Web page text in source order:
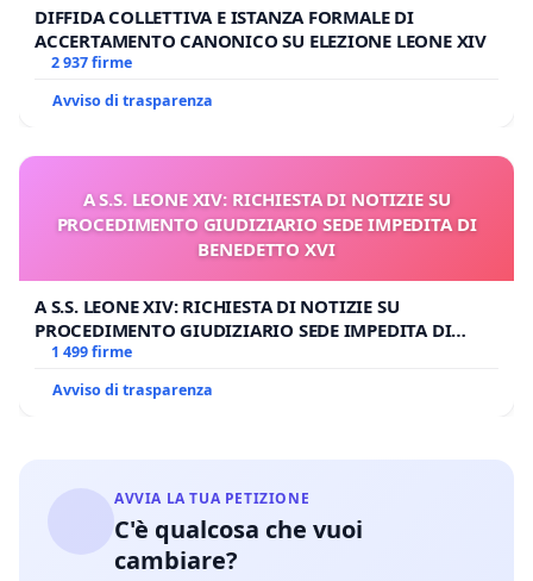
DIFFIDA COLLETTIVA E ISTANZA FORMALE DI
ACCERTAMENTO CANONICO SU ELEZIONE LEONE XIV
2 937 firme
Avviso di trasparenza
A S.S. LEONE XIV: RICHIESTA DI NOTIZIE SU
PROCEDIMENTO GIUDIZIARIO SEDE IMPEDITA DI
BENEDETTO XVI
A S.S. LEONE XIV: RICHIESTA DI NOTIZIE SU
PROCEDIMENTO GIUDIZIARIO SEDE IMPEDITA DI
BENEDETTO XVI
1 499 firme
Avviso di trasparenza
AVVIA LA TUA PETIZIONE
C'è qualcosa che vuoi
cambiare?